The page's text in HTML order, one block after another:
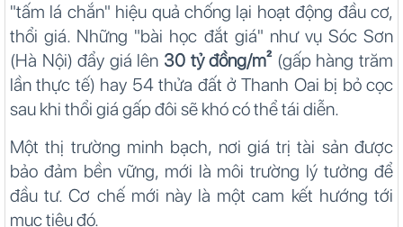
"tấm lá chắn" hiệu quả chống lại hoạt động đầu cơ,
thổi giá. Những "bài học đắt giá" như vụ Sóc Sơn
(Hà Nội) đẩy giá lên 30 tỷ đồng/m²(gấp hàng trăm
lần thực tế) hay 54 thửa đất ở Thanh Oai bị bỏ cọc
sau khi thổi giá gấp đôi sẽ khó có thể tái diễn.
Một thị trường minh bạch, nơi giá trị tài sản được
bảo đảm bền vững, mới là môi trường lý tưởng để
đầu tư. Cơ chế mới này là một cam kết hướng tới
mục tiêu đó.